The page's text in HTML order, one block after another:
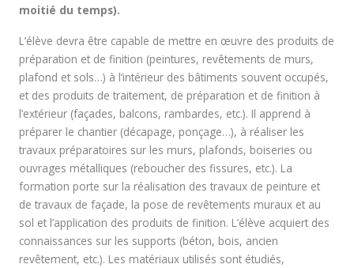
moitié du temps).
L’élève devra être capable de mettre en œuvre des produits de
préparation et de finition (peintures, revêtements de murs,
plafond et sols…) à l’intérieur des bâtiments souvent occupés,
et des produits de traitement, de préparation et de finition à
l’extérieur (façades, balcons, rambardes, etc.). Il apprend à
préparer le chantier (décapage, ponçage…), à réaliser les
travaux préparatoires sur les murs, plafonds, boiseries ou
ouvrages métalliques (reboucher des fissures, etc.). La
formation porte sur la réalisation des travaux de peinture et
de travaux de façade, la pose de revêtements muraux et au
sol et l’application des produits de finition. L’élève acquiert des
connaissances sur les supports (béton, bois, ancien
revêtement, etc.). Les matériaux utilisés sont étudiés,